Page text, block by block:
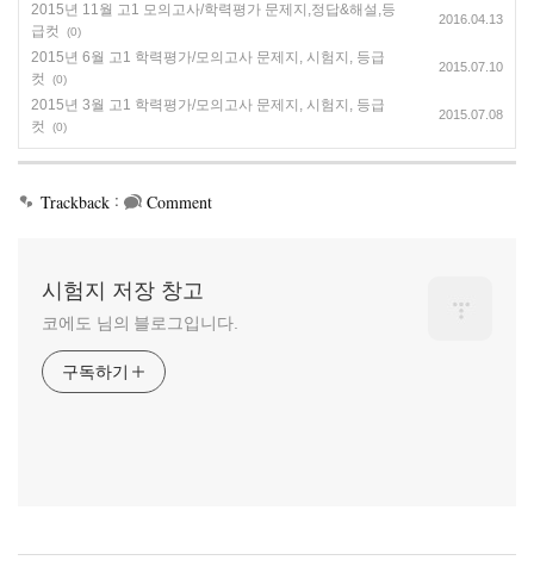
2015년 11월 고1 모의고사/학력평가 문제지,정답&해설,등
급컷
(0)
2016.04.13
2015년 6월 고1 학력평가/모의고사 문제지, 시험지, 등급
컷
(0)
2015.07.10
2015년 3월 고1 학력평가/모의고사 문제지, 시험지, 등급
컷
(0)
2015.07.08
Trackback : Comment
시험지 저장 창고
코에도 님의 블로그입니다.
구독하기